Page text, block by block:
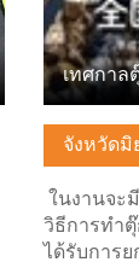
จังหวัดมิ
ในงานจะ
วิธีการทำตุ๊
ได้รับการ